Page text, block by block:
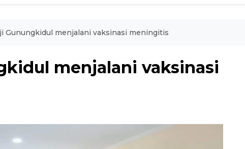
Gunungkidul menjalani vaksinasi meningitis
menjalani vaksinasi